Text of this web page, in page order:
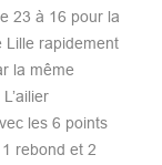
23 à 16 pour la
Lille rapidement
la même
les 6 points
rebond et 2